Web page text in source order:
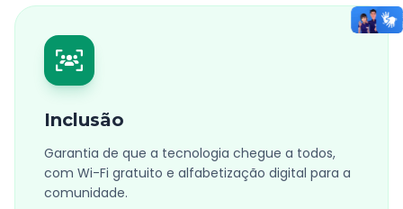
Inclusão
Garantia de que a tecnologia chegue a todos,
com Wi-Fi gratuito e alfabetização digital para a
comunidade.